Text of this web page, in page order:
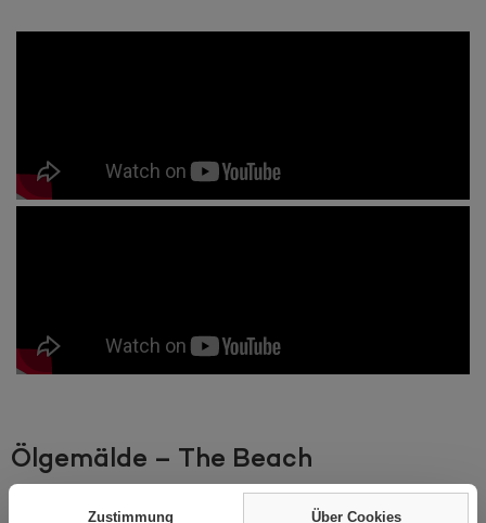
Ölgemälde – The Beach
Zustimmung Über Cookies